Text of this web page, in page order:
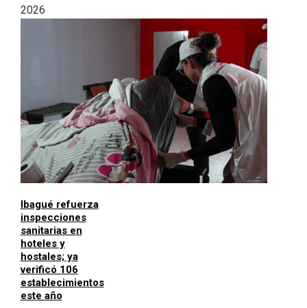
2026
Ibagué refuerza
inspecciones
sanitarias en
hoteles y
hostales; ya
verificó 106
establecimientos
este año